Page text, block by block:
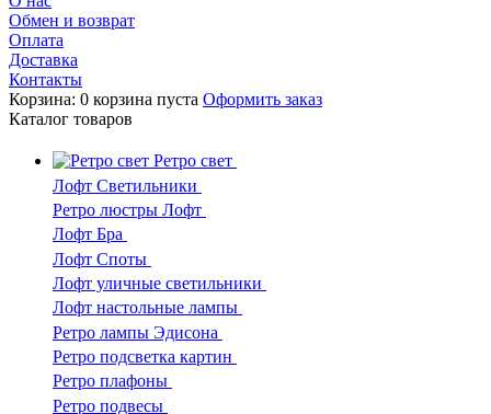
Обмен и возврат
Оплата
Доставка
Контакты
Корзина: 0 корзина пуста Оформить заказ
Каталог товаров
Ретро свет
Лофт Светильники
Ретро люстры Лофт
Лофт Бра
Лофт Споты
Лофт уличные светильники
Лофт настольные лампы
Ретро лампы Эдисона
Ретро подсветка картин
Ретро плафоны
Ретро подвесы